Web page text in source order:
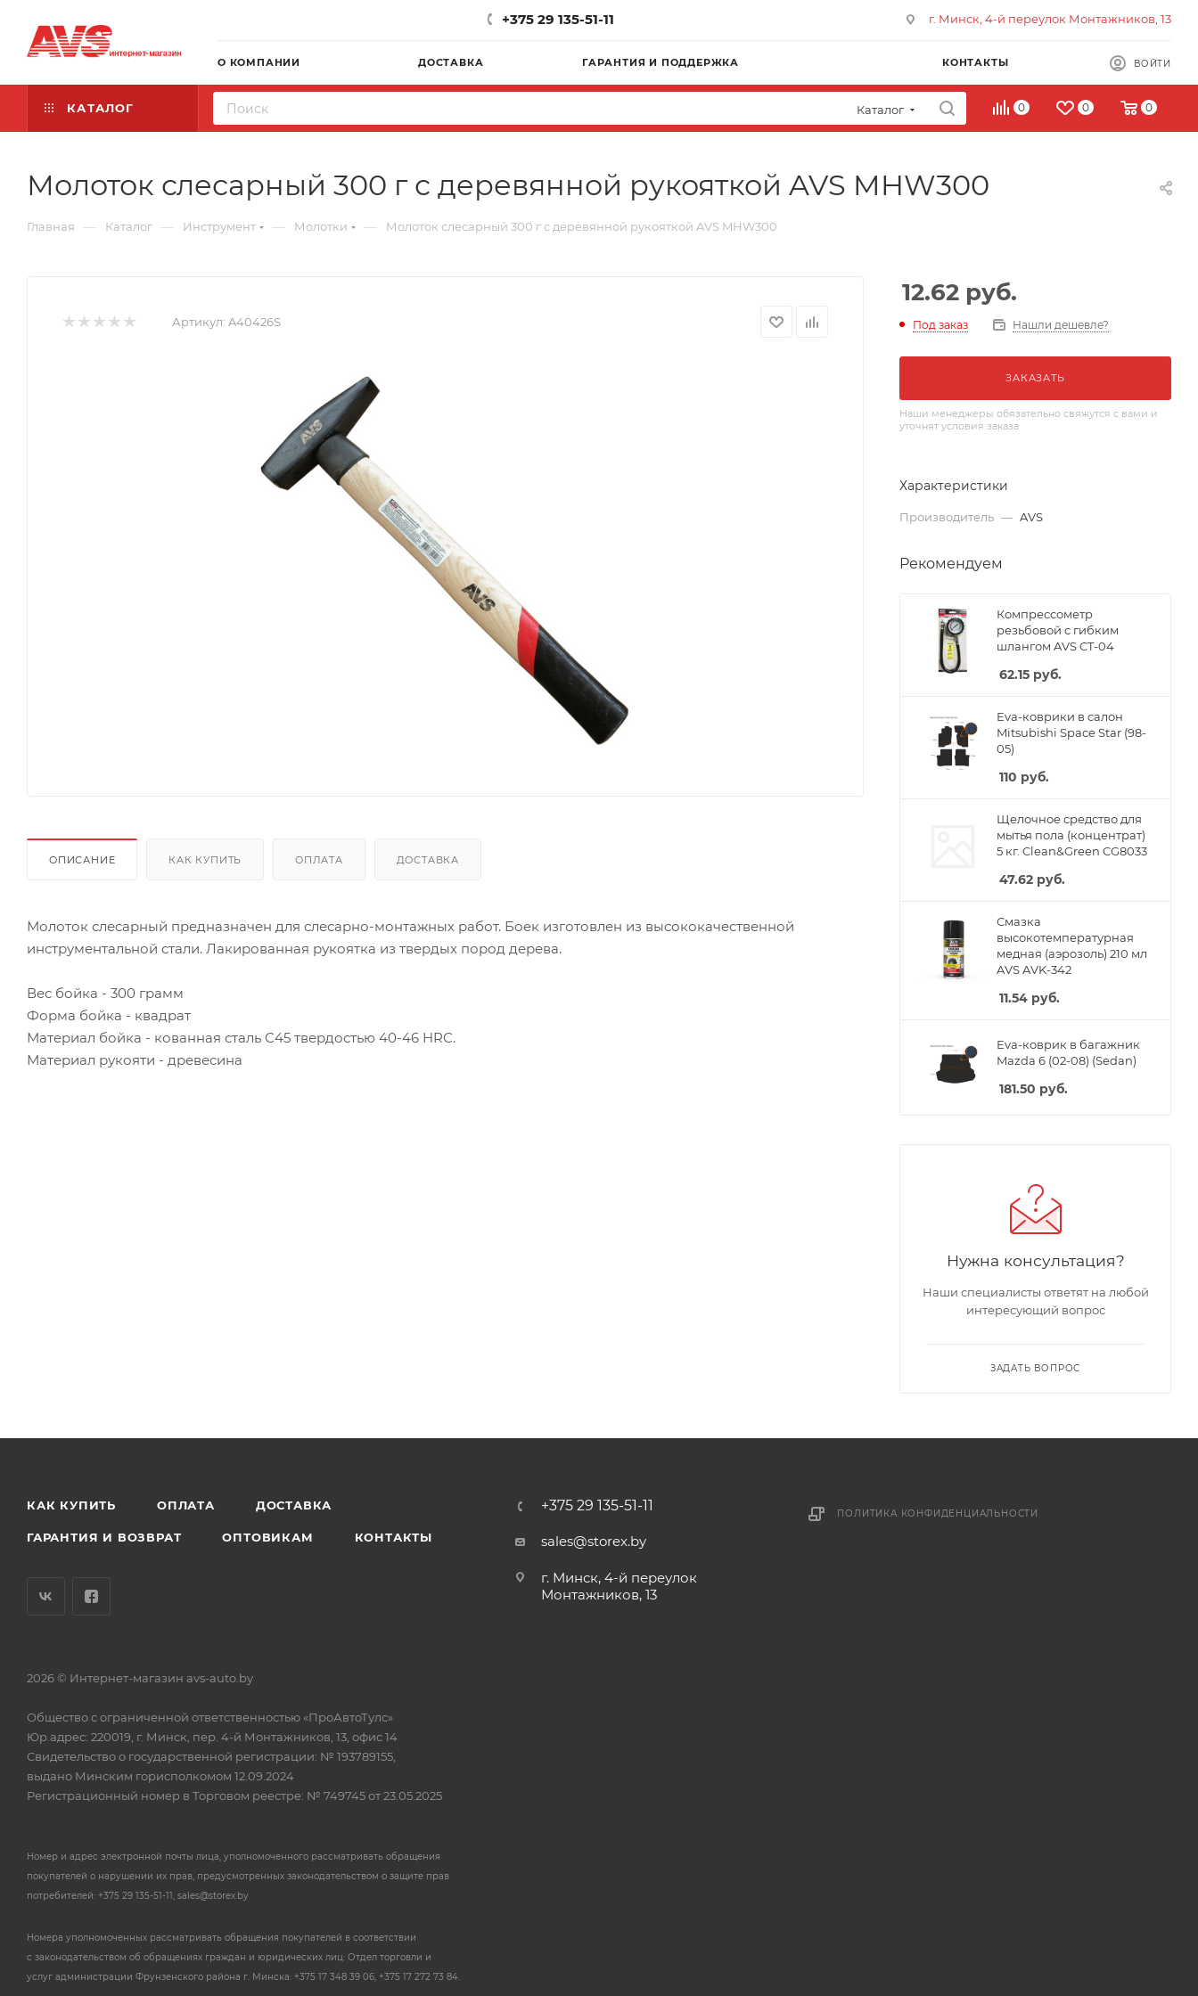
+375 29 135-51-11 г. Минск, 4-й переулок Монтажников, 13
О КОМПАНИИ ДОСТАВКА ГАРАНТИЯ И ПОДДЕРЖКА КОНТАКТЫ ВОЙТИ
КАТАЛОГ Каталог 0 0 0
Молоток слесарный 300 г с деревянной рукояткой AVS MHW300
Главная — Каталог — Инструмент — Молотки — Молоток слесарный 300 г с деревянной рукояткой AVS MHW300
Артикул: A40426S
ОПИСАНИЕ КАК КУПИТЬ ОПЛАТА ДОСТАВКА
Молоток слесарный предназначен для слесарно-монтажных работ. Боек изготовлен из высококачественной
инструментальной стали. Лакированная рукоятка из твердых пород дерева.
Вес бойка - 300 грамм
Форма бойка - квадрат
Материал бойка - кованная сталь C45 твердостью 40-46 HRC.
Материал рукояти - древесина
12.62 руб.
Под заказ Нашли дешевле?
ЗАКАЗАТЬ
Наши менеджеры обязательно свяжутся с вами и
уточнят условия заказа
Характеристики
Производитель — AVS
Рекомендуем
Компрессометр
резьбовой c гибким
шлангом AVS CT-04
62.15 руб.
Eva-коврики в салон
Mitsubishi Space Star (98-
05)
110 руб.
Щелочное средство для
мытья пола (концентрат)
5 кг. Clean&Green CG8033
47.62 руб.
Смазка
высокотемпературная
медная (аэрозоль) 210 мл
AVS AVK-342
11.54 руб.
Eva-коврик в багажник
Mazda 6 (02-08) (Sedan)
181.50 руб.
Нужна консультация?
Наши специалисты ответят на любой
интересующий вопрос
ЗАДАТЬ ВОПРОС
КАК КУПИТЬ ОПЛАТА ДОСТАВКА
ГАРАНТИЯ И ВОЗВРАТ ОПТОВИКАМ КОНТАКТЫ
+375 29 135-51-11
sales@storex.by
г. Минск, 4-й переулок
Монтажников, 13
ПОЛИТИКА КОНФИДЕНЦИАЛЬНОСТИ
2026 © Интернет-магазин avs-auto.by
Общество с ограниченной ответственностью «ПроАвтоТулс»
Юр.адрес: 220019, г. Минск, пер. 4-й Монтажников, 13, офис 14
Свидетельство о государственной регистрации: № 193789155,
выдано Минским горисполкомом 12.09.2024
Регистрационный номер в Торговом реестре: № 749745 от 23.05.2025
Номер и адрес электронной почты лица, уполномоченного рассматривать обращения
покупателей о нарушении их прав, предусмотренных законодательством о защите прав
потребителей: +375 29 135-51-11, sales@storex.by
Номера уполномоченных рассматривать обращения покупателей в соответствии
с законодательством об обращениях граждан и юридических лиц: Отдел торговли и
услуг администрации Фрунзенского района г. Минска: +375 17 348 39 06, +375 17 272 73 84.